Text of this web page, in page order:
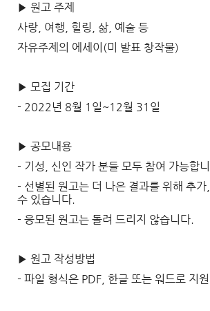
​▶ 원고 주제
사랑, 여행, 힐링, 삶, 예술 등
자유주제의 에세이(미 발표 창작물)
▶ 모집 기간
- 2022년 8월 1일~12월 31일
▶ 공모내용
- 기성, 신인 작가 분들 모두 참여 가능합
- 선별된 원고는 더 나은 결과를 위해 추
수 있습니다.
- 응모된 원고는 돌려 드리지 않습니다.
▶ 원고 작성방법
- 파일 형식은 PDF, 한글 또는 워드로 지